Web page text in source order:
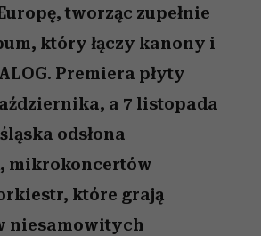
tworząc zupełnie
który łączy kanony i
Premiera płyty
a 7 listopada
odsłona
mikrokoncertów
które grają
niesamowitych